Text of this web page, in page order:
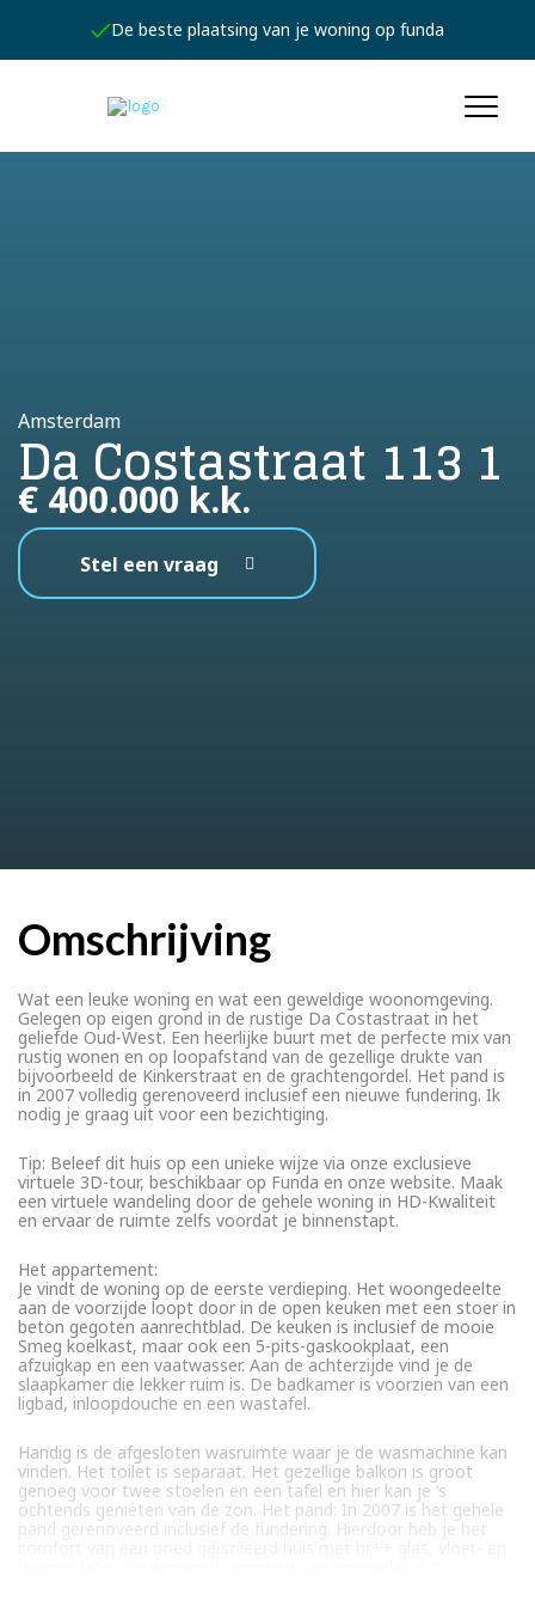
Jouw persoonlijke expert
Amsterdam
Da Costastraat 113 1
€ 400.000 k.k.
Stel een vraag
Omschrijving
Wat een leuke woning en wat een geweldige woonomgeving.
Gelegen op eigen grond in de rustige Da Costastraat in het
geliefde Oud-West. Een heerlijke buurt met de perfecte mix van
rustig wonen en op loopafstand van de gezellige drukte van
bijvoorbeeld de Kinkerstraat en de grachtengordel. Het pand is
in 2007 volledig gerenoveerd inclusief een nieuwe fundering. Ik
nodig je graag uit voor een bezichtiging.
Tip: Beleef dit huis op een unieke wijze via onze exclusieve
virtuele 3D-tour, beschikbaar op Funda en onze website. Maak
een virtuele wandeling door de gehele woning in HD-Kwaliteit
en ervaar de ruimte zelfs voordat je binnenstapt.
Het appartement:
Je vindt de woning op de eerste verdieping. Het woongedeelte
aan de voorzijde loopt door in de open keuken met een stoer in
beton gegoten aanrechtblad. De keuken is inclusief de mooie
Smeg koelkast, maar ook een 5-pits-gaskookplaat, een
afzuigkap en een vaatwasser. Aan de achterzijde vind je de
slaapkamer die lekker ruim is. De badkamer is voorzien van een
ligbad, inloopdouche en een wastafel.
Handig is de afgesloten wasruimte waar je de wasmachine kan
vinden. Het toilet is separaat. Het gezellige balkon is groot
genoeg voor twee stoelen en een tafel en hier kan je ‘s
ochtends genieten van de zon. Het pand: In 2007 is het gehele
pand gerenoveerd inclusief de fundering. Hierdoor heb je het